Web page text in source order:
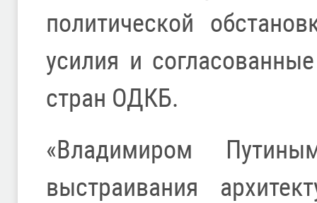
политической
усилия и
стран ОДКБ.
«Владимиром
выстраивания